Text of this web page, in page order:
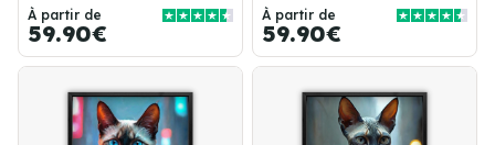
À partir de
59.90€
À partir de
59.90€